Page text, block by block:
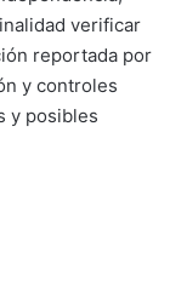
verificar
reportada por
y controles
y posibles